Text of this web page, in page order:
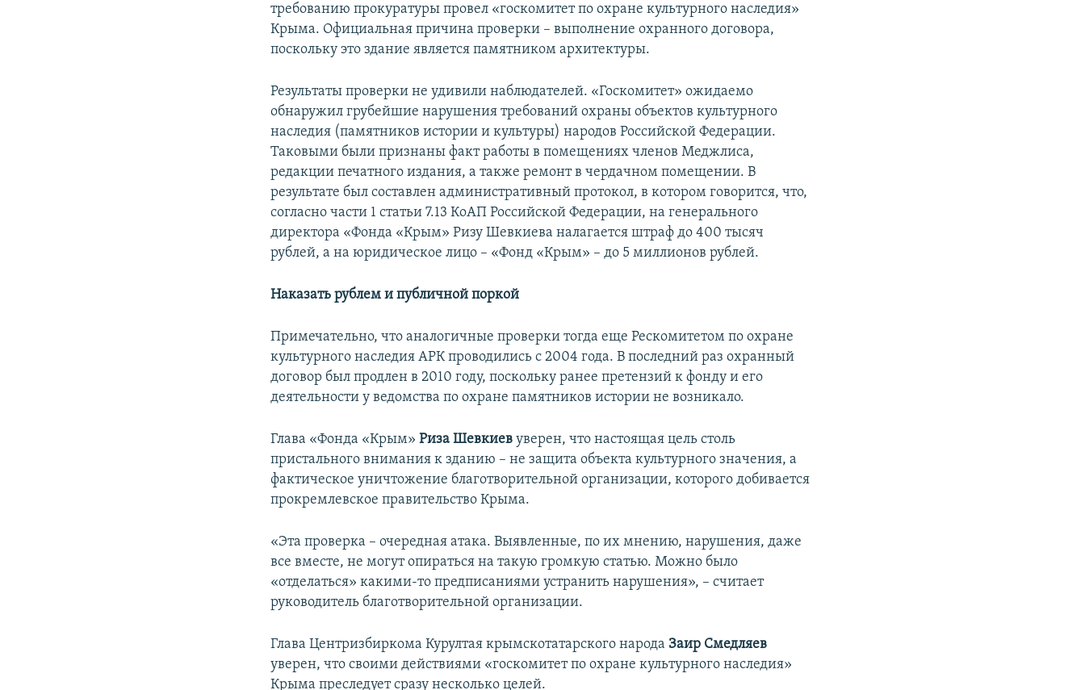
требованию прокуратуры провел «госкомитет по охране культурного наследия»
Крыма. Официальная причина проверки – выполнение охранного договора,
поскольку это здание является памятником архитектуры.
Результаты проверки не удивили наблюдателей. «Госкомитет» ожидаемо
обнаружил грубейшие нарушения требований охраны объектов культурного
наследия (памятников истории и культуры) народов Российской Федерации.
Таковыми были признаны факт работы в помещениях членов Меджлиса,
редакции печатного издания, а также ремонт в чердачном помещении. В
результате был составлен административный протокол, в котором говорится, что,
согласно части 1 статьи 7.13 КоАП Российской Федерации, на генерального
директора «Фонда «Крым» Ризу Шевкиева налагается штраф до 400 тысяч
рублей, а на юридическое лицо – «Фонд «Крым» – до 5 миллионов рублей.
Наказать рублем и публичной поркой
Примечательно, что аналогичные проверки тогда еще Рескомитетом по охране
культурного наследия АРК проводились с 2004 года. В последний раз охранный
договор был продлен в 2010 году, поскольку ранее претензий к фонду и его
деятельности у ведомства по охране памятников истории не возникало.
Глава «Фонда «Крым»Риза Шевкиев уверен, что настоящая цель столь
пристального внимания к зданию – не защита объекта культурного значения, а
фактическое уничтожение благотворительной организации, которого добивается
прокремлевское правительство Крыма.
«Эта проверка – очередная атака. Выявленные, по их мнению, нарушения, даже
все вместе, не могут опираться на такую громкую статью. Можно было
«отделаться» какими-то предписаниями устранить нарушения», – считает
руководитель благотворительной организации.
Глава Центризбиркома Курултая крымскотатарского народа Заир Смедляев
уверен, что своими действиями «госкомитет по охране культурного наследия»
Крыма преследует сразу несколько целей.